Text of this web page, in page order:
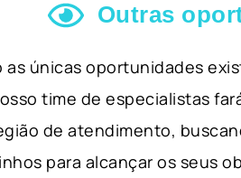
Outras
as únicas oportunidades
time de especialistas
de atendimento,
para alcançar os seus